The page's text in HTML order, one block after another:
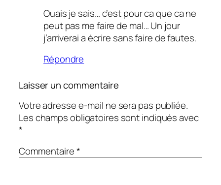
Ouais je sais… c’est pour ca que ca ne
peut pas me faire de mal… Un jour
j’arriverai a écrire sans faire de fautes.
Répondre
Laisser un commentaire
Votre adresse e-mail ne sera pas publiée.
Les champs obligatoires sont indiqués avec
*
Commentaire*